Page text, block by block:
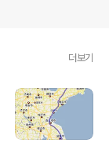
더보기